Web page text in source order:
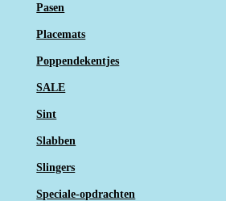
Pasen
Placemats
Poppendekentjes
SALE
Sint
Slabben
Slingers
Speciale-opdrachten